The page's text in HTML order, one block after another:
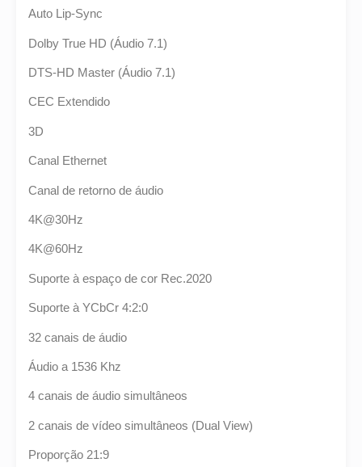
Auto Lip-Sync
Dolby True HD (Áudio 7.1)
DTS-HD Master (Áudio 7.1)
CEC Extendido
3D
Canal Ethernet
Canal de retorno de áudio
4K@30Hz
4K@60Hz
Suporte à espaço de cor Rec.2020
Suporte à YCbCr 4:2:0
32 canais de áudio
Áudio a 1536 Khz
4 canais de áudio simultâneos
2 canais de vídeo simultâneos (Dual View)
Proporção 21:9